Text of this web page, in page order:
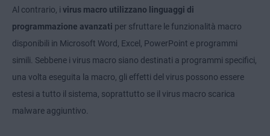
Al contrario, i virus macro utilizzano linguaggi di
programmazione avanzati per sfruttare le funzionalità macro
disponibili in Microsoft Word, Excel, PowerPoint e programmi
simili. Sebbene i virus macro siano destinati a programmi specifici,
una volta eseguita la macro, gli effetti del virus possono essere
estesi a tutto il sistema, soprattutto se il virus macro scarica
malware aggiuntivo.